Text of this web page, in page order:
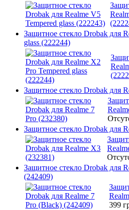
Защитное стекло Drobak для
glass (222244)
Защитное стекло Drobak для
Защитное стекло Drobak для
Защитное стекло Drobak для
(242409)
399